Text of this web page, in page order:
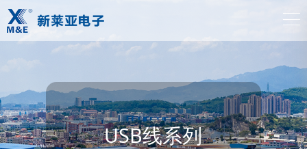
USB线系列